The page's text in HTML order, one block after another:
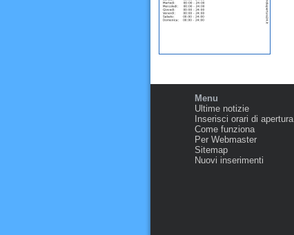
Menu
Ultime notizie
Inserisci orari di apertura
Come funziona
Per Webmaster
Sitemap
Nuovi inserimenti